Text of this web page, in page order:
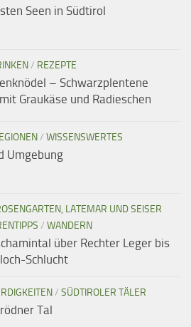
Seen in Südtirol
/ REZEPTE
– Schwarzplentene
Graukäse und Radieschen
/ WISSENSWERTES
Umgebung
LATEMAR UND SEISER
/ WANDERN
über Rechter Leger bis
Schlucht
/ SÜDTIROLER TÄLER
Tal